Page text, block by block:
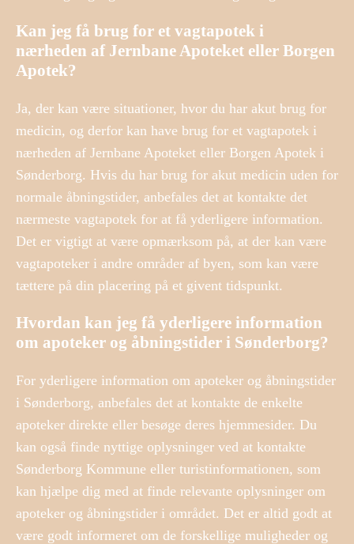
Kan jeg få brug for et vagtapotek i
nærheden af Jernbane Apoteket eller Borgen
Apotek?
Ja, der kan være situationer, hvor du har akut brug for
medicin, og derfor kan have brug for et vagtapotek i
nærheden af Jernbane Apoteket eller Borgen Apotek i
Sønderborg. Hvis du har brug for akut medicin uden for
normale åbningstider, anbefales det at kontakte det
nærmeste vagtapotek for at få yderligere information.
Det er vigtigt at være opmærksom på, at der kan være
vagtapoteker i andre områder af byen, som kan være
tættere på din placering på et givent tidspunkt.
Hvordan kan jeg få yderligere information
om apoteker og åbningstider i Sønderborg?
For yderligere information om apoteker og åbningstider
i Sønderborg, anbefales det at kontakte de enkelte
apoteker direkte eller besøge deres hjemmesider. Du
kan også finde nyttige oplysninger ved at kontakte
Sønderborg Kommune eller turistinformationen, som
kan hjælpe dig med at finde relevante oplysninger om
apoteker og åbningstider i området. Det er altid godt at
være godt informeret om de forskellige muligheder og